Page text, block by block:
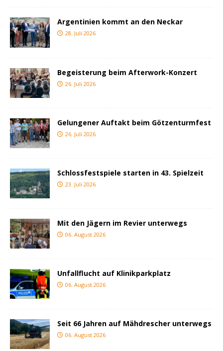
Argentinien kommt an den Neckar
28. Juli 2026
Begeisterung beim Afterwork-Konzert
26. Juli 2026
Gelungener Auftakt beim Götzenturmfest
26. Juli 2026
Schlossfestspiele starten in 43. Spielzeit
23. Juli 2026
Mit den Jägern im Revier unterwegs
06. August 2026
Unfallflucht auf Klinikparkplatz
06. August 2026
Seit 66 Jahren auf Mähdrescher unterwegs
06. August 2026